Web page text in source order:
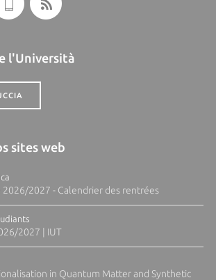
l'Università
sites web
2027 - Calendrier des rentrées
2027 | IUT
in Quantum Matter and Synthetic